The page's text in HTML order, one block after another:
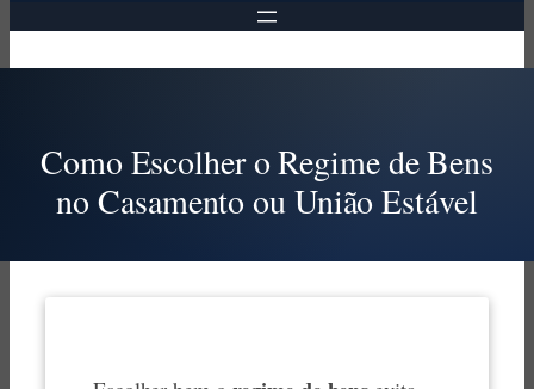
Como Escolher o Regime de Bens
no Casamento ou União Estável